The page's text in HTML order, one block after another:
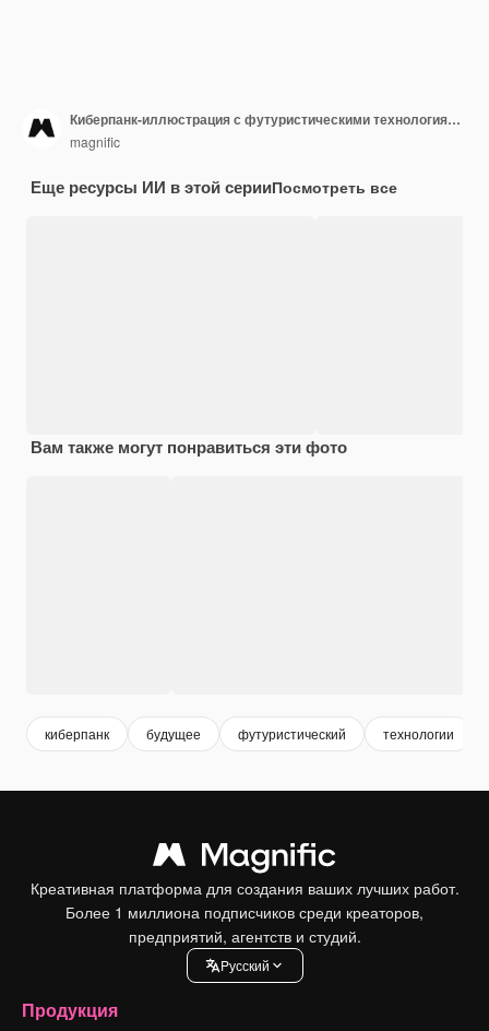
Киберпанк-иллюстрация с футуристическими технологиями и яркими неоновыми огнями
magnific
Еще ресурсы ИИ в этой серииПосмотреть все
Вам также могут понравиться эти фото
киберпанк будущее футуристический технологии
Креативная платформа для создания ваших лучших работ.
Более 1 миллиона подписчиков среди креаторов,
предприятий, агентств и студий.
Pусский
Продукция